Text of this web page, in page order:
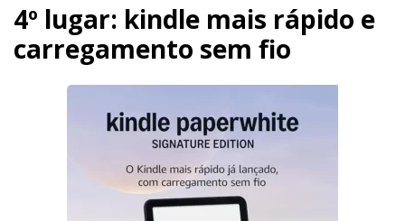
4º lugar: kindle mais rápido e
carregamento sem fio